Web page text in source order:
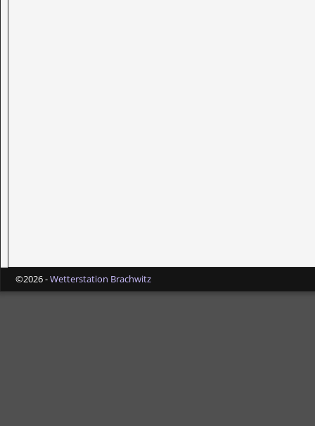
©2026 -Wetterstation Brachwitz